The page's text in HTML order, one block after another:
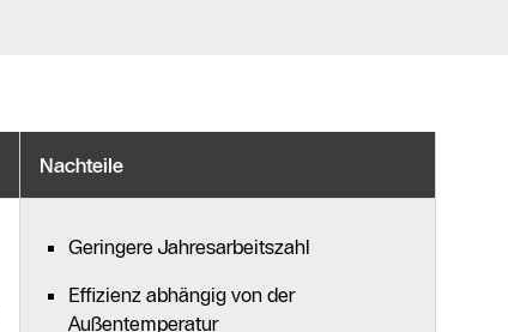
Nachteile
Geringere Jahresarbeitszahl
Effizienz abhängig von der
Außentemperatur